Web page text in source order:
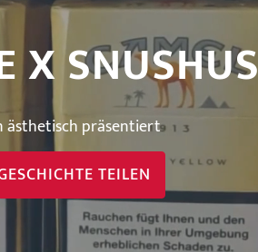
X SNUSHUS
ästhetisch präsentiert
TEILEN